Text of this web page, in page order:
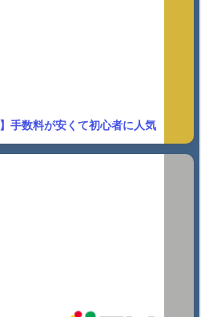
】手数料が安くて初心者に人気